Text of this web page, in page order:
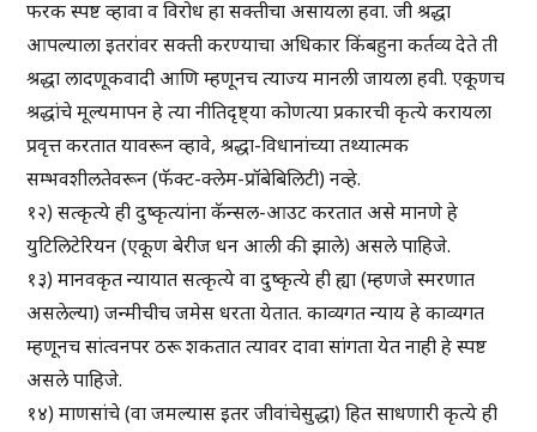
फरक स्पष्ट व्हावा व विरोध हा सक्तीचा असायला हवा. जी श्रद्धा
आपल्याला इतरांवर सक्ती करण्याचा अधिकार किंबहुना कर्तव्य देते ती
श्रद्धा लादणूकवादी आणि म्हणूनच त्याज्य मानली जायला हवी. एकूणच
श्रद्धांचे मूल्यमापन हे त्या नीतिदृष्ट्या कोणत्या प्रकारची कृत्ये करायला
प्रवृत्त करतात यावरून व्हावे, श्रद्धा-विधानांच्या तथ्यात्मक
सम्भवशीलतेवरून (फॅक्ट-क्लेम-प्रॉबेबिलिटी) नव्हे.
१२) सत्कृत्ये ही दुष्कृत्यांना कॅन्सल-आउट करतात असे मानणे हे
युटिलिटेरियन (एकूण बेरीज धन आली की झाले) असले पाहिजे.
१३) मानवकृत न्यायात सत्कृत्ये वा दुष्कृत्ये ही ह्या (म्हणजे स्मरणात
असलेल्या) जन्मीचीच जमेस धरता येतात. काव्यगत न्याय हे काव्यगत
म्हणूनच सांत्वनपर ठरू शकतात त्यावर दावा सांगता येत नाही हे स्पष्ट
असले पाहिजे.
१४) माणसांचे (वा जमल्यास इतर जीवांचेसुद्धा) हित साधणारी कृत्ये ही